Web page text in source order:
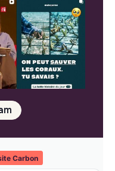
Carbon